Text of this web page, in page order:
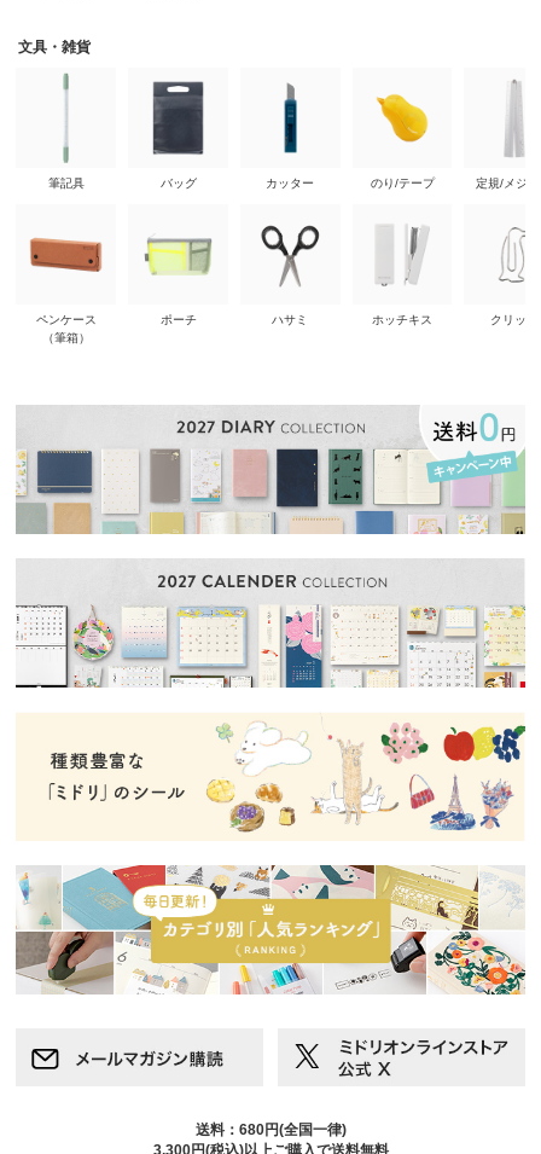
文具・雑貨
筆記具
ペンケース
（筆箱）
バッグ
ポーチ
カッター
ハサミ
のり/テープ
ホッチキス
定規/メジ
クリップ
送料：680円(全国一律)
3,300円(税込)以上ご購入で送料無料